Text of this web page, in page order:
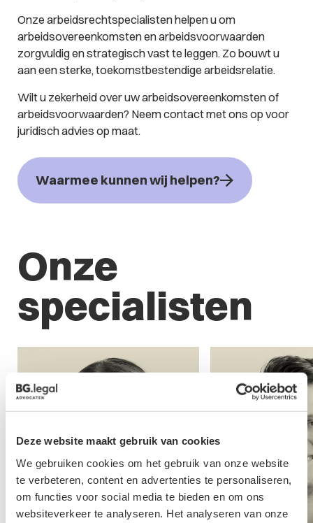
Deze website maakt gebruik van cookies
We gebruiken cookies om het gebruik van onze website
te verbeteren, content en advertenties te personaliseren,
om functies voor social media te bieden en om ons
websiteverkeer te analyseren. Het analyseren van onze
Onze arbeidsrechtspecialisten helpen u om
arbeidsovereenkomsten en arbeidsvoorwaarden
zorgvuldig en strategisch vast te leggen. Zo bouwt u
aan een sterke, toekomstbestendige arbeidsrelatie.
Wilt u zekerheid over uw arbeidsovereenkomsten of
arbeidsvoorwaarden? Neem contact met ons op voor
juridisch advies op maat.
Waarmee kunnen wij helpen?
Onze
specialisten